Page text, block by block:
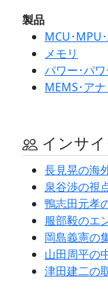
製品
MCU･MPU
メモリ
パワー･パ
MEMS･ア
インサ
長見晃の海
泉谷渉の視
鴨志田元孝
服部毅のエ
岡島義憲の
山田周平の
津田建二の